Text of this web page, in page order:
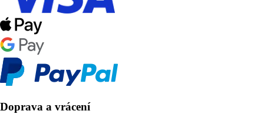
Doprava a vrácení